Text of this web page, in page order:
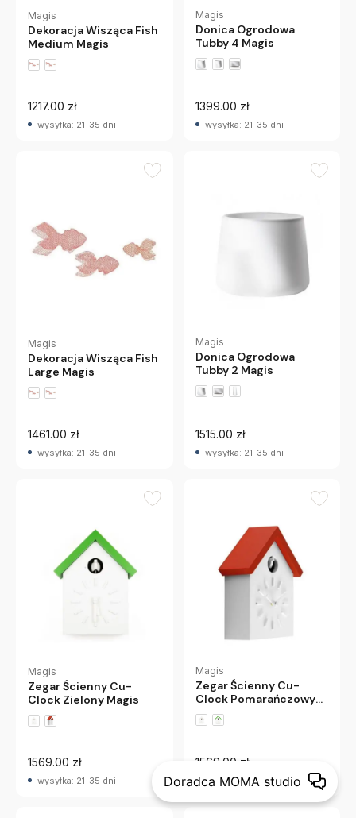
Magis
Dekoracja Wisząca Fish
Medium Magis
1217.00 zł
wysyłka: 21-35 dni
Magis
Donica Ogrodowa
Tubby 4 Magis
1399.00 zł
wysyłka: 21-35 dni
Magis
Dekoracja Wisząca Fish
Large Magis
1461.00 zł
wysyłka: 21-35 dni
Magis
Donica Ogrodowa
Tubby 2 Magis
1515.00 zł
wysyłka: 21-35 dni
Magis
Zegar Ścienny Cu-
Clock Zielony Magis
1569.00 zł
wysyłka: 21-35 dni
Magis
Zegar Ścienny Cu-
Clock Pomarańczowy
Magis
1569.00 zł
wysyłka: 21-35 dni
Doradca MOMA studio